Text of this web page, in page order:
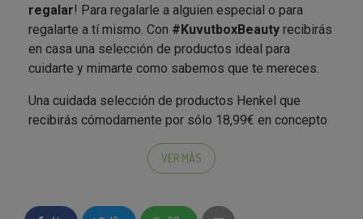
regalar! Para regalarle a alguien especial o para
regalarte a tí mismo. Con #KuvutboxBeauty recibirás
en casa una selección de productos ideal para
cuidarte y mimarte como sabemos que te mereces.
Una cuidada selección de productos Henkel que
recibirás cómodamente por sólo 18,99€ en concepto
de gastos de gestión, manipulación y envío. ¡Y los
productos que recibirás además de ser una delicia
para darte ese capricho que te mereces, están
VER MÁS